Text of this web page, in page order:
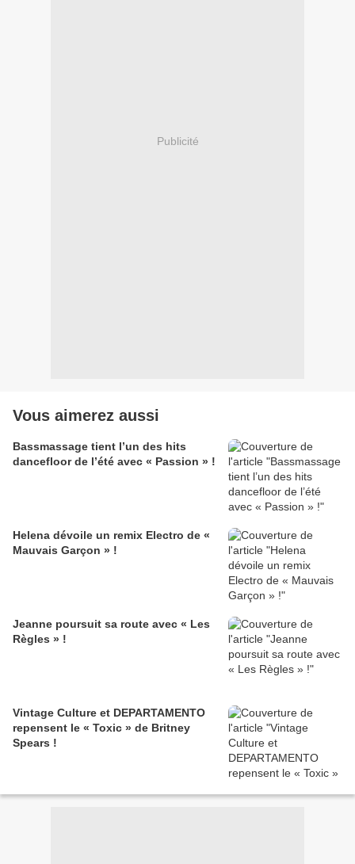
Publicité
Vous aimerez aussi
Bassmassage tient l’un des hits
dancefloor de l’été avec « Passion » !
Helena dévoile un remix Electro de «
Mauvais Garçon » !
Jeanne poursuit sa route avec « Les
Règles » !
Vintage Culture et DEPARTAMENTO
repensent le « Toxic » de Britney
Spears !